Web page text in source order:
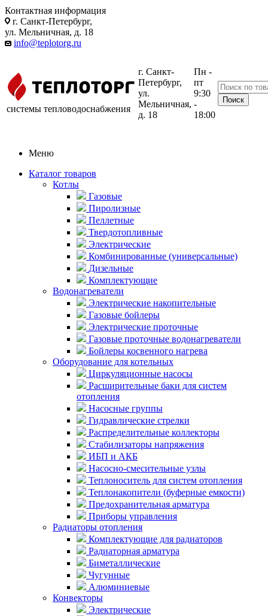
Контактная информация
г. Санкт-Петербург,
ул. Мельничная, д. 18
info@teplotorg.ru
системы тепловодоснабжения
г. Санкт-
Петербург,
ул.
Мельничная,
д. 18
Пн -
пт
9:30
-
18:00
Меню
Каталог товаров
Котлы
Газовые
Пиролизные
Пеллетные
Твердотопливные
Электрические
Комбинированные (универсальные)
Дизельные
Комплектующие
Водонагреватели
Электрические накопительные
Газовые бойлеры
Электрические проточные
Газовые проточные водонагреватели
Бойлеры косвенного нагрева
Оборудование для котельных
Циркуляционные насосы
Расширительные баки для систем
отопления
Насосные группы
Гидравлические стрелки
Распределительные коллекторы
Стабилизаторы напряжения
ИБП и АКБ
Насосно-смесительные узлы
Теплоноситель для систем отопления
Теплонакопители (буферные емкости)
Предохранительная арматура
Приборы управления
Радиаторы отопления
Комплектующие для радиаторов
Радиаторная арматура
Биметаллические
Чугунные
Алюминиевые
Конвекторы
Электрические